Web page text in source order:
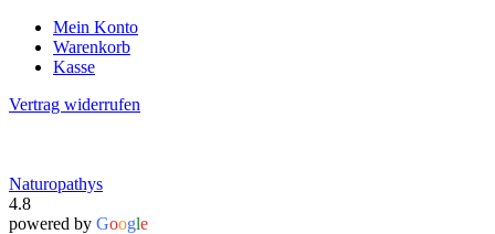
Mein Konto
Warenkorb
Kasse
Vertrag widerrufen
Naturopathys
4.8
powered by Google